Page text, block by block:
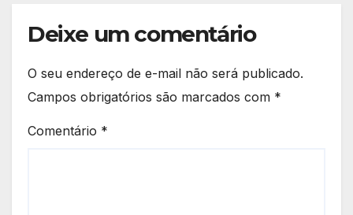
Deixe um comentário
O seu endereço de e-mail não será publicado.
Campos obrigatórios são marcados com *
Comentário *